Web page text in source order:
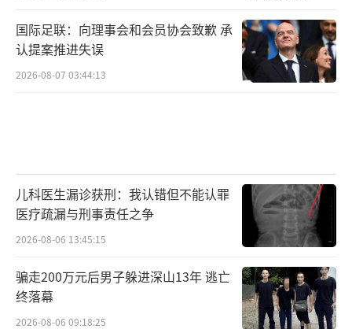
国际足联：向理事会和会员协会致歉 承
认提案推进失误
2026-08-07 03:44:13
儿科医生漏诊获刑：我认错但不能认罪
医疗疏漏与刑事责任之争
2026-08-06 13:45:15
骗走200万元后男子躲进深山13年 逃亡
终落幕
2026-08-06 09:18:25